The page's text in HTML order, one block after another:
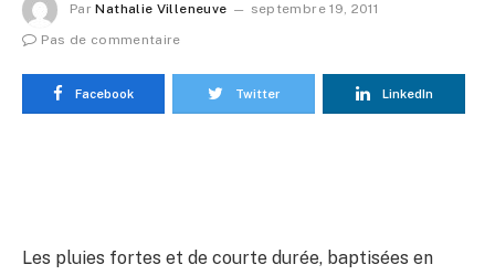
Par Nathalie Villeneuve
septembre 19, 2011
Pas de commentaire
Facebook Twitter LinkedIn
Les pluies fortes et de courte durée, baptisées en